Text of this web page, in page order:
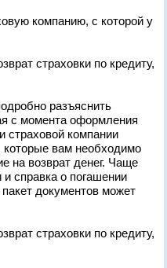
компанию, с которой у
разъяснить
с момента оформления
страховой компании
которые вам необходимо
на возврат денег. Чаще
и справка о погашении
документов может